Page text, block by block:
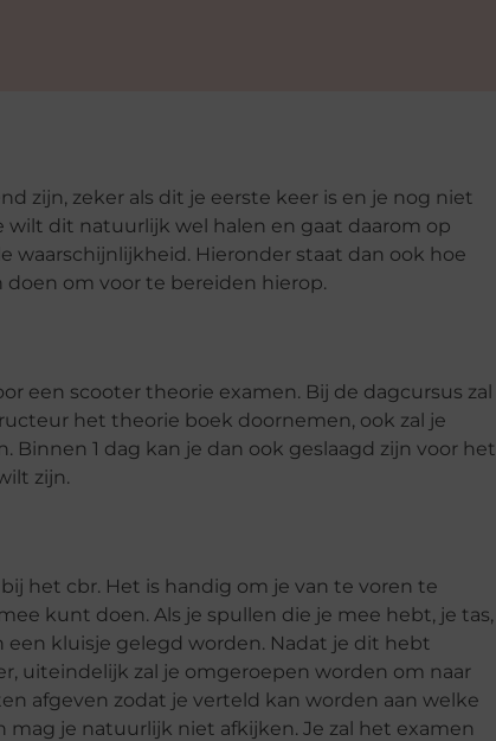
zijn, zeker als dit je eerste keer is en je nog niet
wilt dit natuurlijk wel halen en gaat daarom op
waarschijnlijkheid. Hieronder staat dan ook hoe
om voor te bereiden hierop.
een scooter theorie examen. Bij de dagcursus zal
het theorie boek doornemen, ook zal je
1 dag kan je dan ook geslaagd zijn voor het
zijn.
het cbr. Het is handig om je van te voren te
kunt doen. Als je spullen die je mee hebt, je tas,
kluisje gelegd worden. Nadat je dit hebt
uiteindelijk zal je omgeroepen worden om naar
afgeven zodat je verteld kan worden aan welke
je natuurlijk niet afkijken. Je zal het examen